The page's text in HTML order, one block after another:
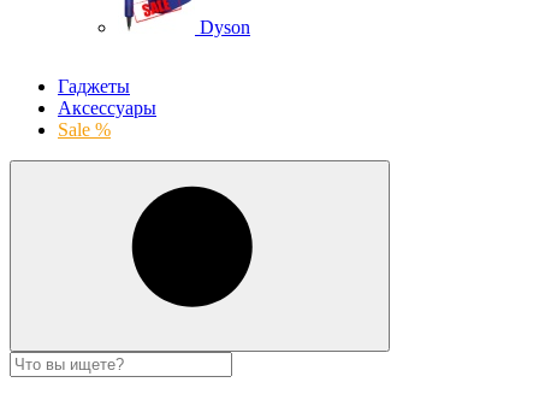
Dyson
Гаджеты
Аксессуары
Sale %